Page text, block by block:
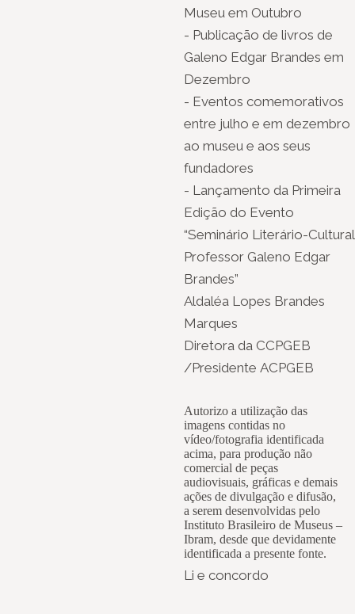
Museu em Outubro
- Publicação de livros de
Galeno Edgar Brandes em
Dezembro
- Eventos comemorativos
entre julho e em dezembro
ao museu e aos seus
fundadores
- Lançamento da Primeira
Edição do Evento
“Seminário Literário-Cultural
Professor Galeno Edgar
Brandes”
Aldaléa Lopes Brandes
Marques
Diretora da CCPGEB
/Presidente ACPGEB
Autorizo a utilização das
imagens contidas no
vídeo/fotografia identificada
acima, para produção não
comercial de peças
audiovisuais, gráficas e demais
ações de divulgação e difusão,
a serem desenvolvidas pelo
Instituto Brasileiro de Museus –
Ibram, desde que devidamente
identificada a presente fonte.
Li e concordo